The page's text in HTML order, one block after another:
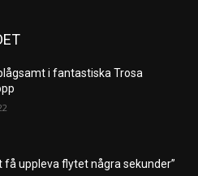
i fantastiska Trosa
få uppleva flytet några sekunder”